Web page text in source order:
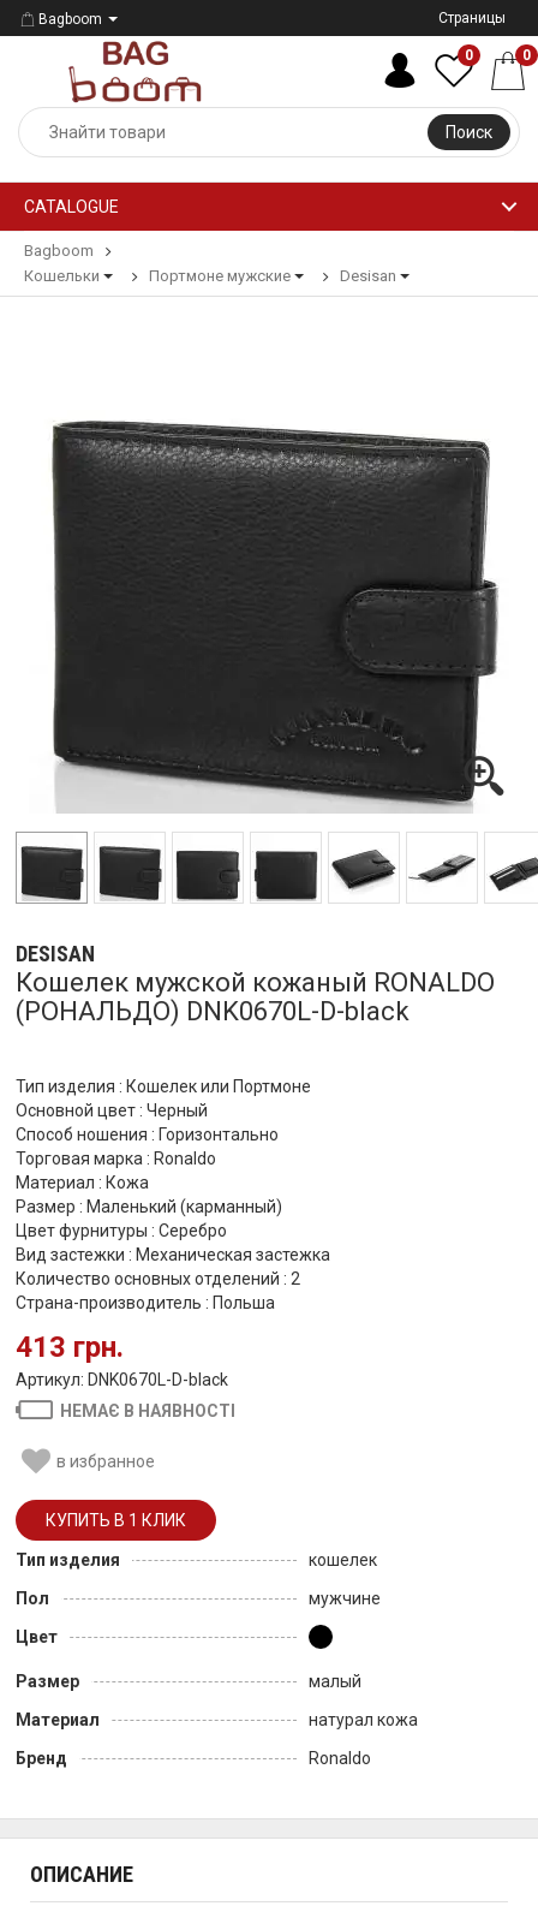
Bagboom Страницы
Поиск
0 0
CATALOGUE
Bagboom
Кошельки
Портмоне мужские Desisan
DESISAN
Кошелек мужской кожаный RONALDO
(РОНАЛЬДО) DNK0670L-D-black
Тип изделия : Кошелек или Портмоне
Основной цвет : Черный
Способ ношения : Горизонтально
Торговая марка : Ronaldo
Материал : Кожа
Размер : Маленький (карманный)
Цвет фурнитуры : Серебро
Вид застежки : Механическая застежка
Количество основных отделений : 2
Страна-производитель : Польша
413 грн.
Артикул: DNK0670L-D-black
НЕМАЄ В НАЯВНОСТІ
в избранное
Тип изделия
кошелек
Пол
мужчине
Цвет
Размер
малый
Материал
натурал кожа
Бренд
Ronaldo
ОПИСАНИЕ